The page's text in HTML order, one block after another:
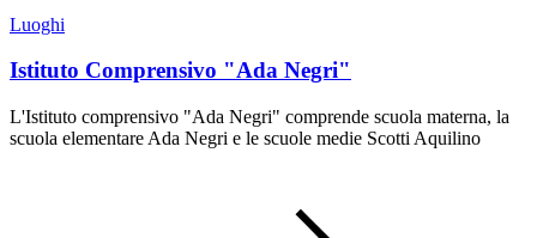
Luoghi
Istituto Comprensivo "Ada Negri"
L'Istituto comprensivo "Ada Negri" comprende scuola materna, la
scuola elementare Ada Negri e le scuole medie Scotti Aquilino